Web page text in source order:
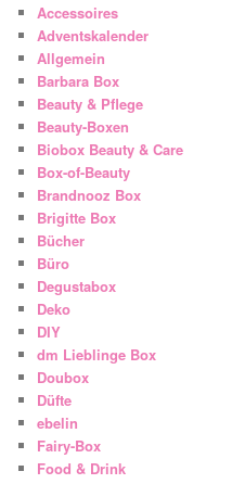
Accessoires
Adventskalender
Allgemein
Barbara Box
Beauty & Pflege
Beauty-Boxen
Biobox Beauty & Care
Box-of-Beauty
Brandnooz Box
Brigitte Box
Bücher
Büro
Degustabox
Deko
DIY
dm Lieblinge Box
Doubox
Düfte
ebelin
Fairy-Box
Food & Drink